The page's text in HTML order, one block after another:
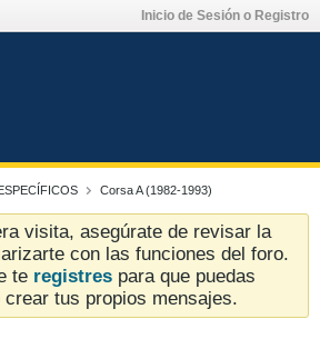
Inicio de Sesión o Registro
Corsa A (1982-1993)
visita, asegúrate de revisar la
con las funciones del foro.
te registres para que puedas
tus propios mensajes.